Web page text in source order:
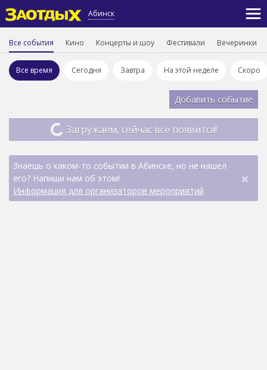
Абинск
Все события Кино Концерты и шоу Фестивали Вечеринки
Все время Сегодня Завтра На этой неделе Скоро
Добавить событие
Загружаем, сейчас всё появится!
Знаешь о каком-то событии в Абинске, но не нашел
его? Напиши нам об этом!
Информация для организаторов мероприятий
×